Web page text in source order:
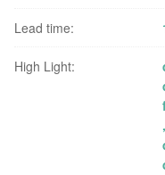
Lead time:
High Light:
,